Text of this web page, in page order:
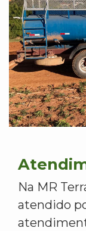
Na MR
atendido